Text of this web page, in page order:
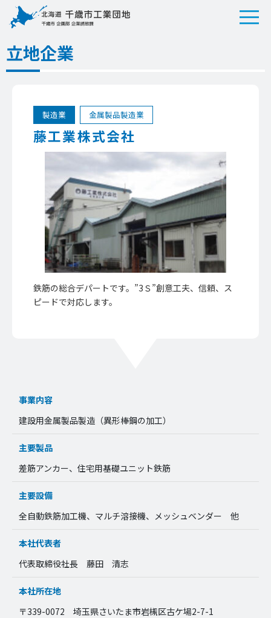
立地企業
製造業 金属製品製造業
藤工業株式会社
鉄筋の総合デパートです。”3Ｓ”創意工夫、信頼、ス
ピードで対応します。
事業内容
建設用金属製品製造（異形棒鋼の加工）
主要製品
差筋アンカー、住宅用基礎ユニット鉄筋
主要設備
全自動鉄筋加工機、マルチ溶接機、メッシュベンダー 他
本社代表者
代表取締役社長 藤田 清志
本社所在地
〒339-0072 埼玉県さいたま市岩槻区古ケ場2-7-1